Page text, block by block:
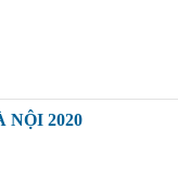
NỘI 2020